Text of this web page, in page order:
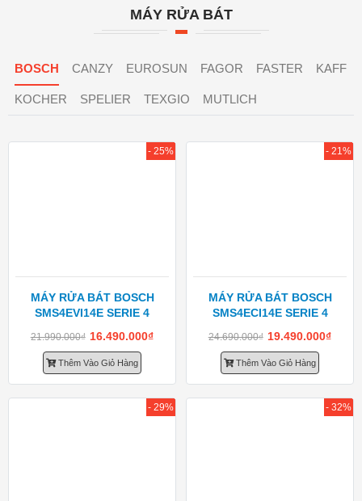
MÁY RỬA BÁT
BOSCH CANZY EUROSUN FAGOR FASTER KAFF
KOCHER SPELIER TEXGIO MUTLICH
MÁY RỬA BÁT BOSCH
SMS4EVI14E SERIE 4
21.990.000₫ 16.490.000₫
Thêm Vào Giỏ Hàng
- 25%
MÁY RỬA BÁT BOSCH
SMS4ECI14E SERIE 4
24.690.000₫ 19.490.000₫
Thêm Vào Giỏ Hàng
- 21%
- 29% - 32%